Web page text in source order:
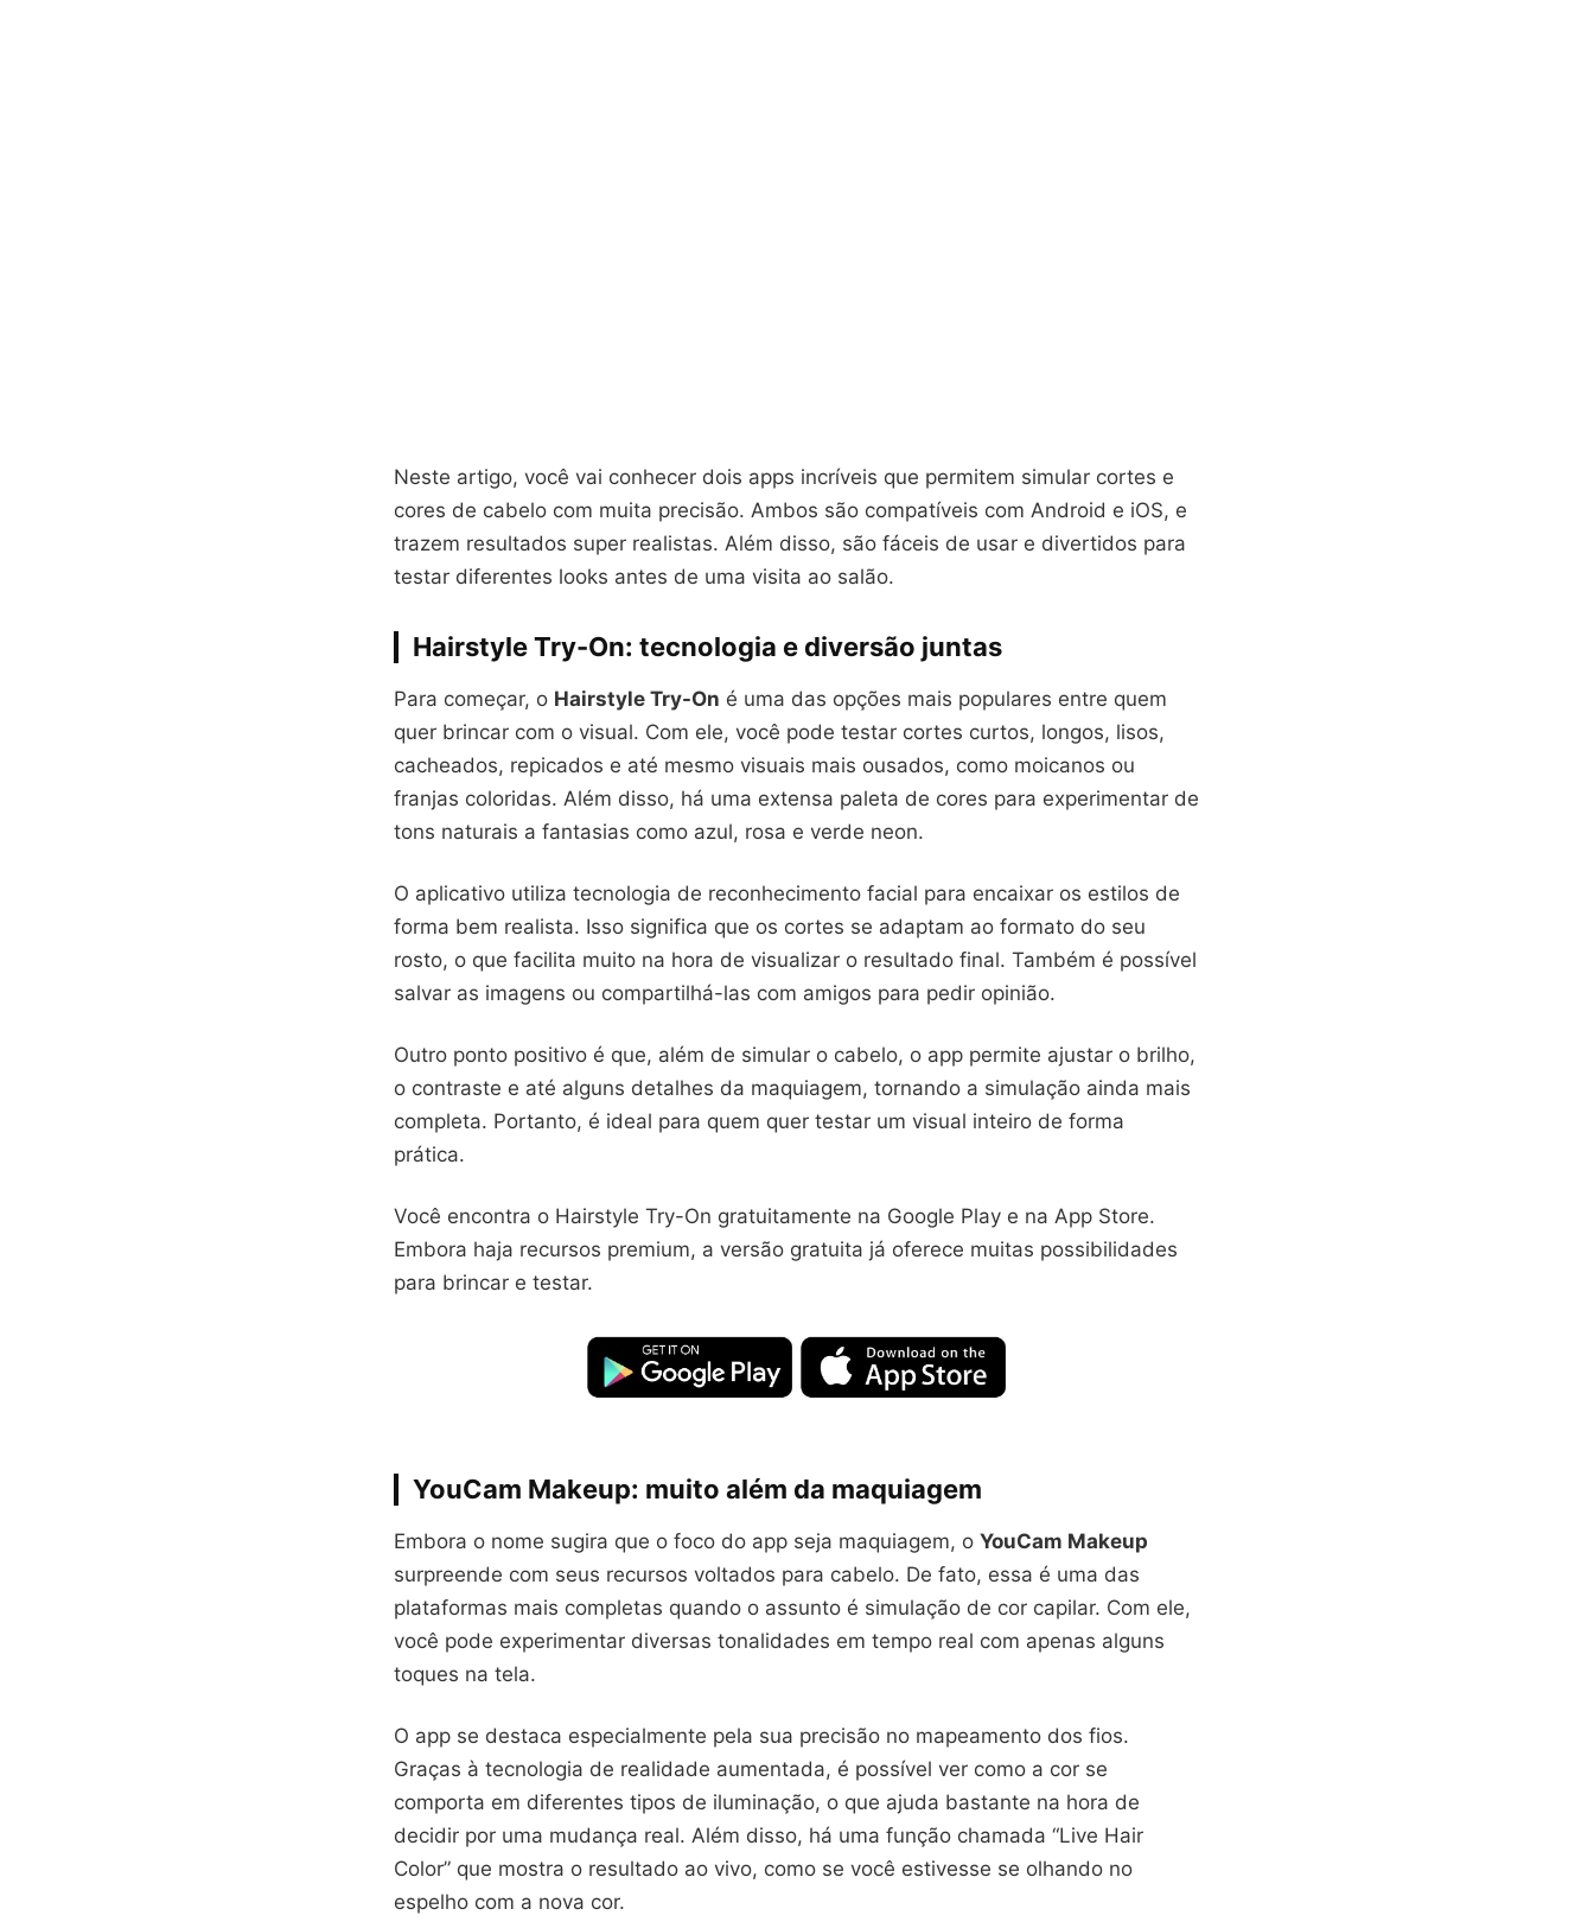
Neste artigo, você vai conhecer dois apps incríveis que permitem simular cortes e
cores de cabelo com muita precisão. Ambos são compatíveis com Android e iOS, e
trazem resultados super realistas. Além disso, são fáceis de usar e divertidos para
testar diferentes looks antes de uma visita ao salão.
Hairstyle Try-On: tecnologia e diversão juntas
Para começar, o Hairstyle Try-On é uma das opções mais populares entre quem
quer brincar com o visual. Com ele, você pode testar cortes curtos, longos, lisos,
cacheados, repicados e até mesmo visuais mais ousados, como moicanos ou
franjas coloridas. Além disso, há uma extensa paleta de cores para experimentar de
tons naturais a fantasias como azul, rosa e verde neon.
O aplicativo utiliza tecnologia de reconhecimento facial para encaixar os estilos de
forma bem realista. Isso significa que os cortes se adaptam ao formato do seu
rosto, o que facilita muito na hora de visualizar o resultado final. Também é possível
salvar as imagens ou compartilhá-las com amigos para pedir opinião.
Outro ponto positivo é que, além de simular o cabelo, o app permite ajustar o brilho,
o contraste e até alguns detalhes da maquiagem, tornando a simulação ainda mais
completa. Portanto, é ideal para quem quer testar um visual inteiro de forma
prática.
Você encontra o Hairstyle Try-On gratuitamente na Google Play e na App Store.
Embora haja recursos premium, a versão gratuita já oferece muitas possibilidades
para brincar e testar.
YouCam Makeup: muito além da maquiagem
Embora o nome sugira que o foco do app seja maquiagem, o YouCam Makeup
surpreende com seus recursos voltados para cabelo. De fato, essa é uma das
plataformas mais completas quando o assunto é simulação de cor capilar. Com ele,
você pode experimentar diversas tonalidades em tempo real com apenas alguns
toques na tela.
O app se destaca especialmente pela sua precisão no mapeamento dos fios.
Graças à tecnologia de realidade aumentada, é possível ver como a cor se
comporta em diferentes tipos de iluminação, o que ajuda bastante na hora de
decidir por uma mudança real. Além disso, há uma função chamada “Live Hair
Color” que mostra o resultado ao vivo, como se você estivesse se olhando no
espelho com a nova cor.